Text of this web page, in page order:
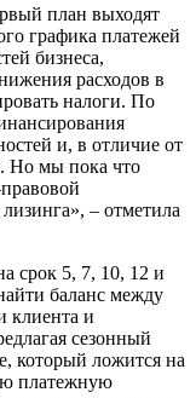
план выходят
графика платежей
бизнеса,
расходов в
налоги. По
и, в отличие от
Но мы пока что
– отметила
срок 5, 7, 10, 12 и
баланс между
клиента и
сезонный
который ложится на
платежную